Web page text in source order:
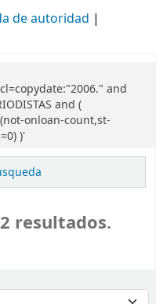
de autoridad
and
and (
onloan-count,st-
)'
resultados.